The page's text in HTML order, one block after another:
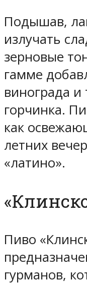
Подышав,
излучать
зерновые
гамме
винограда и
горчинка.
как
летних
«латино».
Пиво
гурманов,